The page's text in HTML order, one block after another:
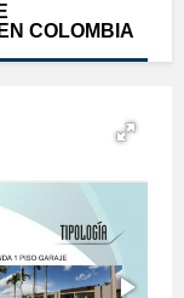
COLOMBIA